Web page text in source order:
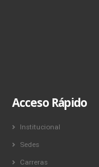
Acceso Rápido
Institucional
Sedes
Carreras